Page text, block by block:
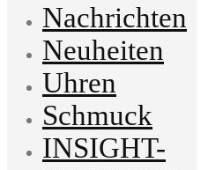
Nachrichten
Neuheiten
Uhren
Schmuck
INSIGHT-